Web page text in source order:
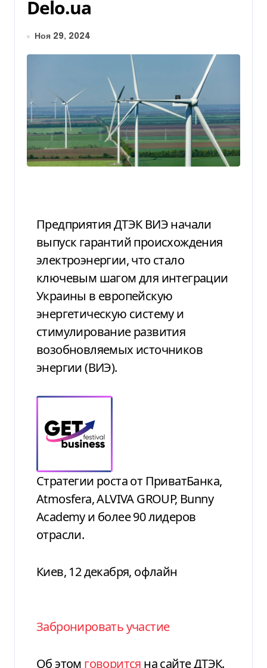
Delo.ua
Ноя 29, 2024
Предприятия ДТЭК ВИЭ начали
выпуск гарантий происхождения
электроэнергии, что стало
ключевым шагом для интеграции
Украины в европейскую
энергетическую систему и
стимулирование развития
возобновляемых источников
энергии (ВИЭ).
Стратегии роста от ПриватБанка,
Atmosfera, ALVIVA GROUP, Bunny
Academy и более 90 лидеров
отрасли.
Киев, 12 декабря, офлайн
Забронировать участие
Об этом говорится на сайте ДТЭК.